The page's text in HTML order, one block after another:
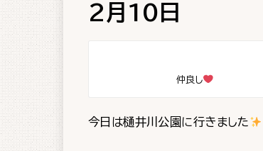
2月10日
仲良し
今日は樋井川公園に行きました